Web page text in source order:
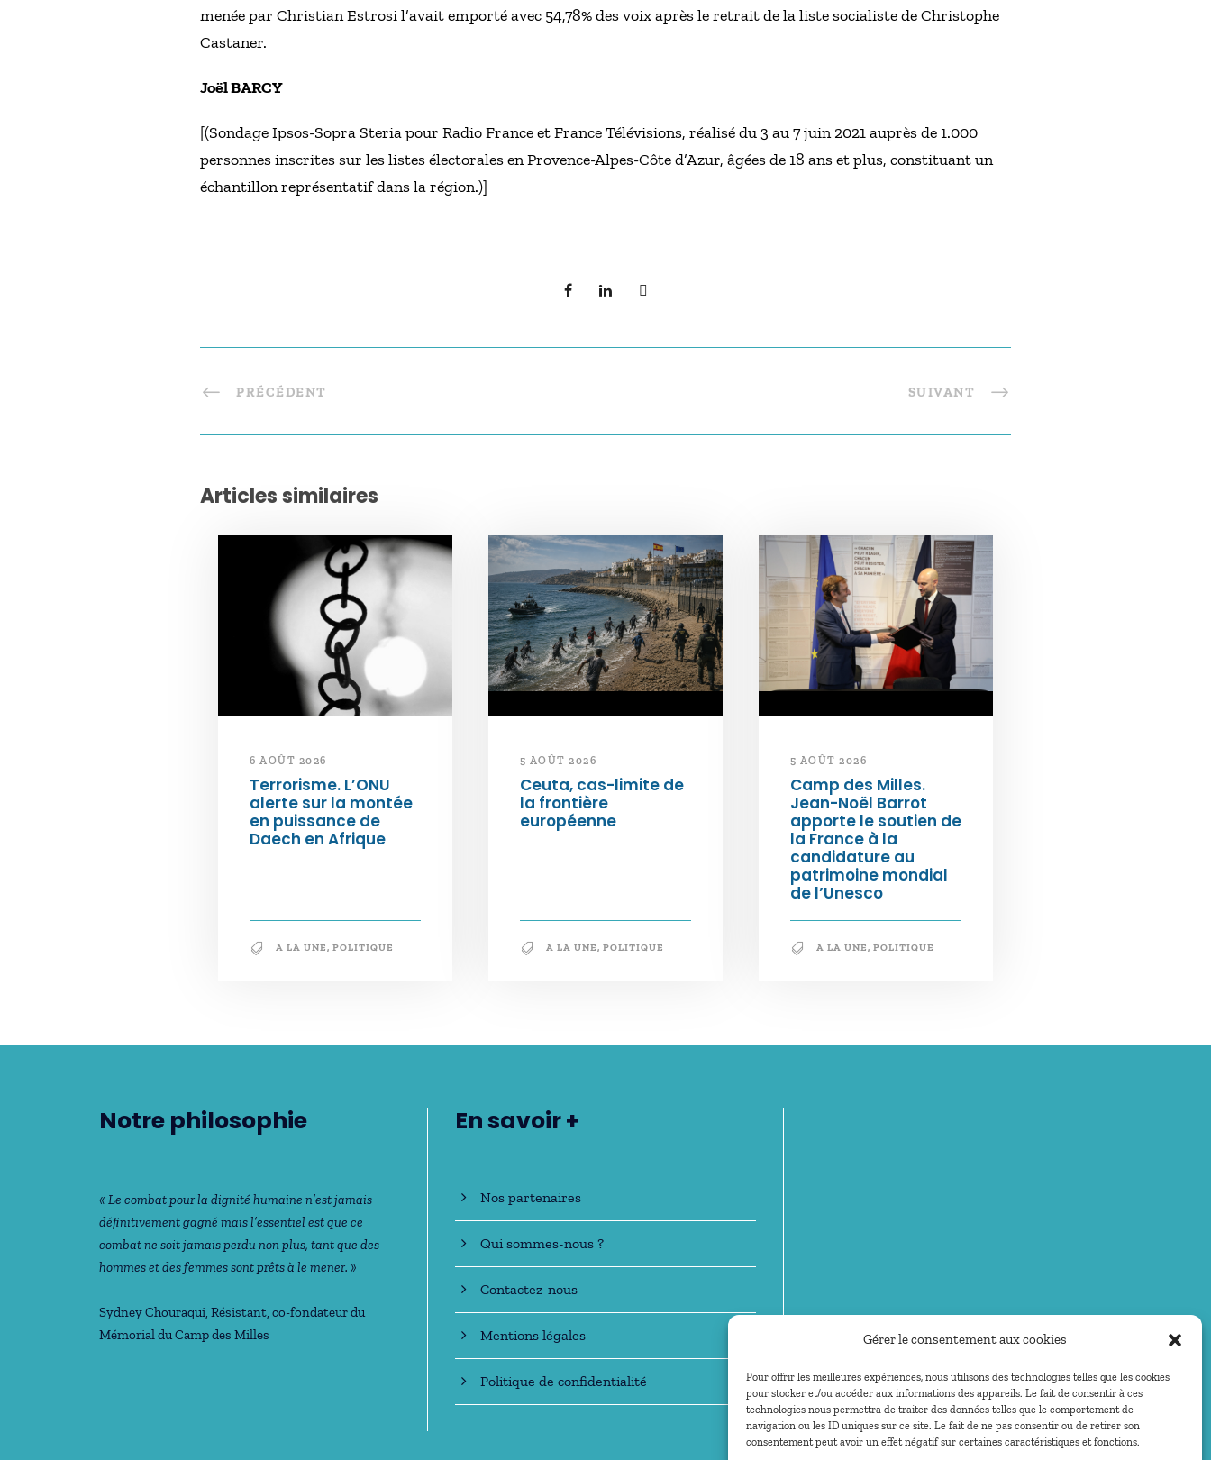
Gérer le consentement aux cookies
Pour offrir les meilleures expériences, nous utilisons des technologies telles que les cookies
pour stocker et/ou accéder aux informations des appareils. Le fait de consentir à ces
technologies nous permettra de traiter des données telles que le comportement de
navigation ou les ID uniques sur ce site. Le fait de ne pas consentir ou de retirer son
consentement peut avoir un effet négatif sur certaines caractéristiques et fonctions.
menée par Christian Estrosi l’avait emporté avec 54,78% des voix après le retrait de la liste socialiste de Christophe
Castaner.
Joël BARCY
[(Sondage Ipsos-Sopra Steria pour Radio France et France Télévisions, réalisé du 3 au 7 juin 2021 auprès de 1.000
personnes inscrites sur les listes électorales en Provence-Alpes-Côte d’Azur, âgées de 18 ans et plus, constituant un
échantillon représentatif dans la région.)]
PRÉCÉDENT SUIVANT
Articles similaires
6 AOÛT 2026
Terrorisme. L’ONU
alerte sur la montée
en puissance de
Daech en Afrique
A LA UNE, POLITIQUE
5 AOÛT 2026
Ceuta, cas-limite de
la frontière
européenne
A LA UNE, POLITIQUE
5 AOÛT 2026
Camp des Milles.
Jean-Noël Barrot
apporte le soutien de
la France à la
candidature au
patrimoine mondial
de l’Unesco
A LA UNE, POLITIQUE
Notre philosophie
« Le combat pour la dignité humaine n’est jamais
déﬁnitivement gagné mais l’essentiel est que ce
combat ne soit jamais perdu non plus, tant que des
hommes et des femmes sont prêts à le mener. »
Sydney Chouraqui, Résistant, co-fondateur du
Mémorial du Camp des Milles
En savoir +
Nos partenaires
Qui sommes-nous ?
Contactez-nous
Mentions légales
Politique de confidentialité